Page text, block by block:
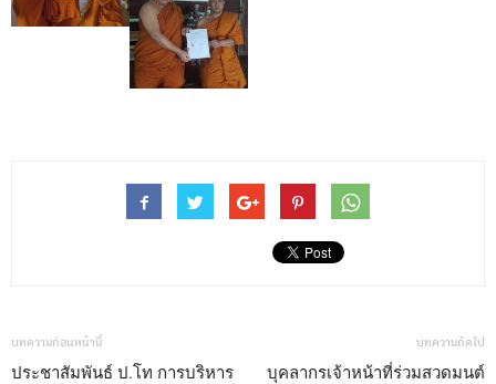
บทความก่อนหน้านี้
ประชาสัมพันธ์ ป.โท การบริหาร
บทความถัดไป
บุคลากรเจ้าหน้าที่ร่วมสวดมนต์